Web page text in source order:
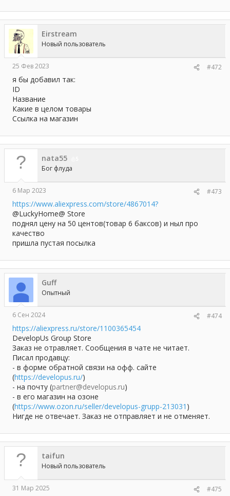
Eirstream
Новый пользователь
25 Фев 2023 #472
я бы добавил так:
ID
Название
Какие в целом товары
Ссылка на магазин
nata55
Бог флуда
6 Мар 2023 #473
https://www.aliexpress.com/store/4867014?
@LuckyHome@ Store
поднял цену на 50 центов(товар 6 баксов) и ныл про
качество
пришла пустая посылка
Guff
Опытный
6 Сен 2024 #474
https://aliexpress.ru/store/1100365454
DevelopUs Group Store
Заказ не отравляет. Сообщения в чате не читает.
Писал продавцу:
- в форме обратной связи на офф. сайте
(https://developus.ru/)
- на почту (partner@developus.ru)
- в его магазин на озоне
(https://www.ozon.ru/seller/developus-grupp-213031 )
Нигде не отвечает. Заказ не отправляет и не отменяет.
taifun
Новый пользователь
31 Мар 2025 #475